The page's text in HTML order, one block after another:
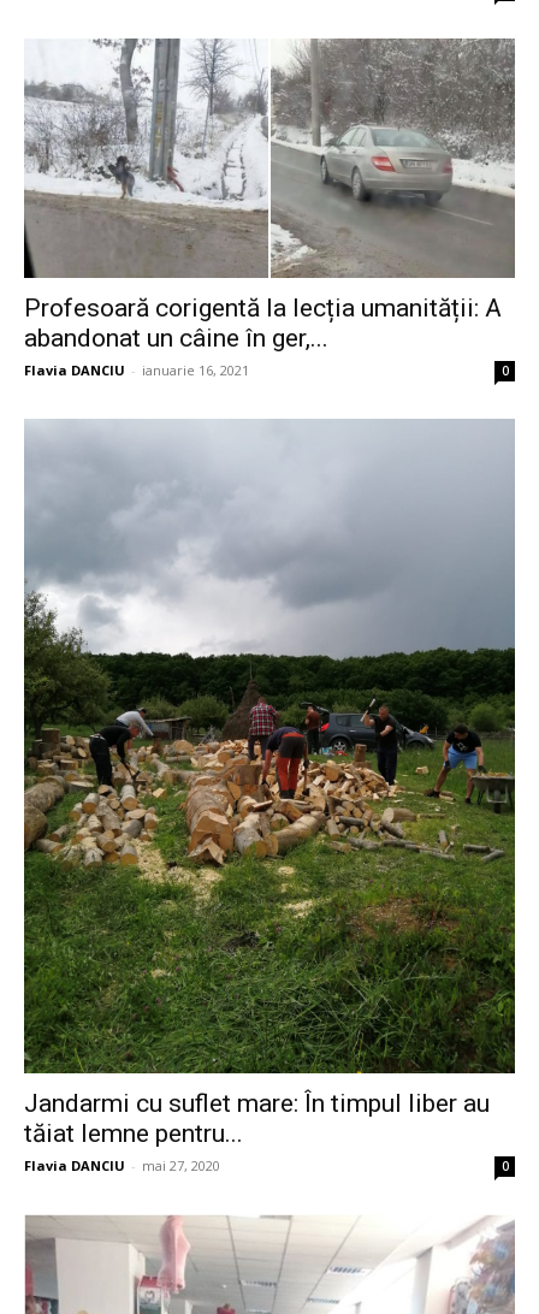
Profesoară corigentă la lecția umanității: A
abandonat un câine în ger,...
Flavia DANCIU - ianuarie 16, 2021 0
Jandarmi cu suflet mare: În timpul liber au
tăiat lemne pentru...
Flavia DANCIU - mai 27, 2020 0